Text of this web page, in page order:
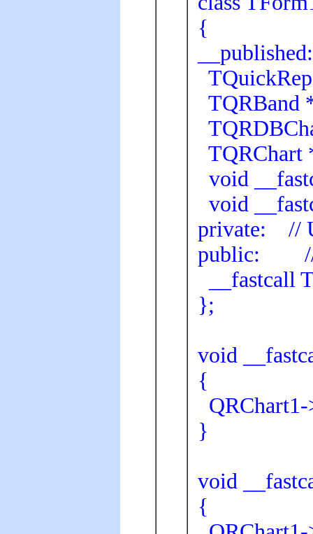
{
TQRBand
TQRChart
void
void
private: //
public: //
__fastcall
};
void
{
}
void
{